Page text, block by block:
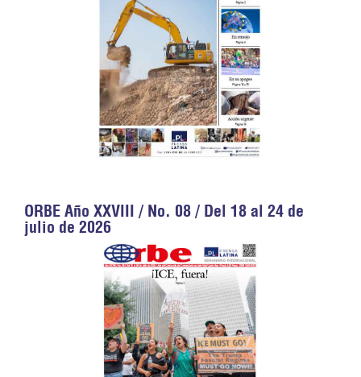
ORBE Año XXVIII / No. 08 / Del 18 al 24 de
julio de 2026